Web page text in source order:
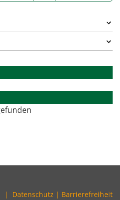
| Datenschutz | Barrierefreiheit